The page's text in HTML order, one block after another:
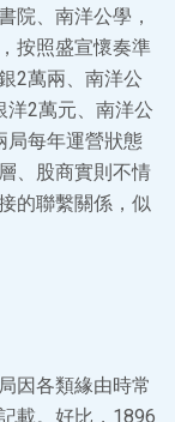
院、南洋公學，
按照盛宣懷奏準
2萬兩、南洋公
洋2萬元、南洋公
局每年運營狀態
、股商實則不情
的聯繫關係，似
因各類緣由時常
載。好比，1896